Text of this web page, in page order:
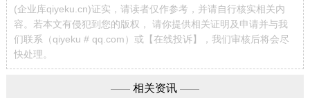
(企业库qiyeku.cn)证实，请读者仅作参考，并请自行核实相关内
容。若本文有侵犯到您的版权， 请你提供相关证明及申请并与我
们联系（qiyeku # qq.com）或【在线投诉】，我们审核后将会尽
快处理。
—— 相关资讯 ——